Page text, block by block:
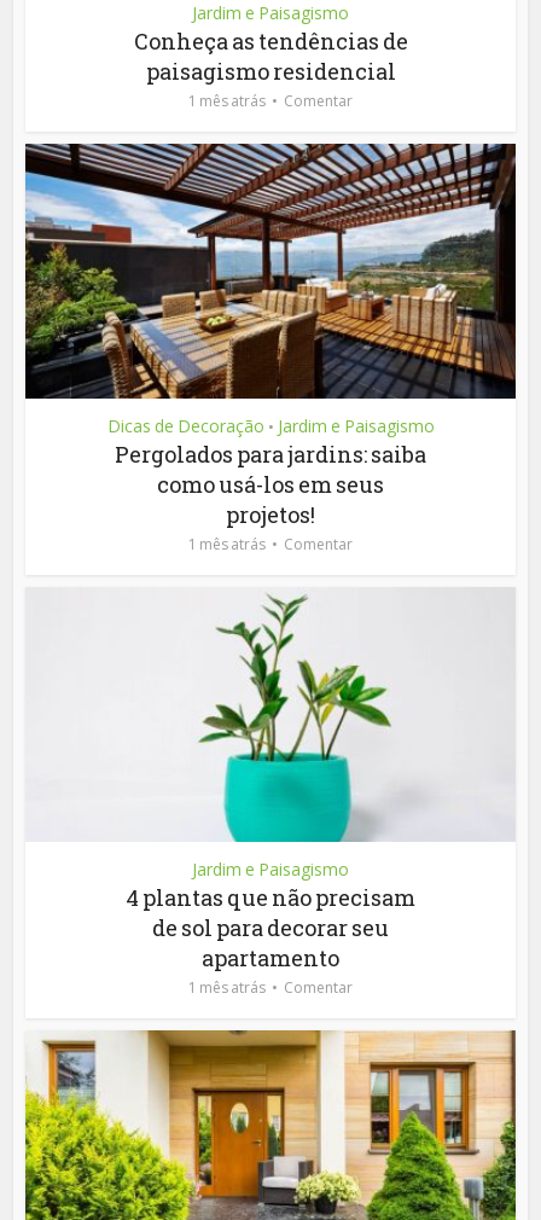
Jardim e Paisagismo
Conheça as tendências de
paisagismo residencial
1 mês atrás Comentar
Dicas de Decoração • Jardim e Paisagismo
Pergolados para jardins: saiba
como usá-los em seus
projetos!
1 mês atrás Comentar
Jardim e Paisagismo
4 plantas que não precisam
de sol para decorar seu
apartamento
1 mês atrás Comentar